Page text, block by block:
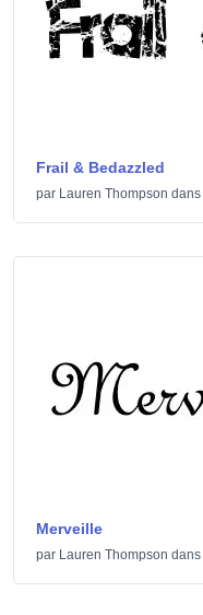
Frail & Bedazzled
par Lauren Thompson dans
Merveille
par Lauren Thompson dans